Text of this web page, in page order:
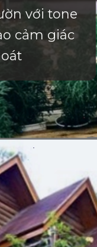
với tone
cảm giác